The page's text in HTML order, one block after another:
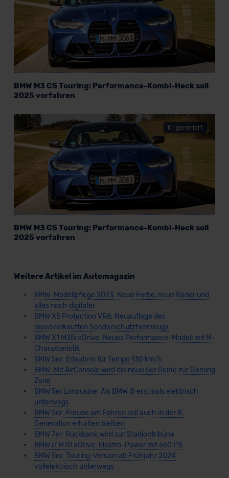
BMW M3 CS Touring: Performance-Kombi-Heck soll
2025 vorfahren
KI-generiert
BMW M3 CS Touring: Performance-Kombi-Heck soll
2025 vorfahren
Weitere Artikel im Automagazin
BMW-Modellpflege 2023: Neue Farbe, neue Räder und
alles noch digitaler
BMW X5 Protection VR6: Neuauflage des
meistverkauften Sonderschutzfahrzeugs
BMW X1 M35i xDrive: Neues Performance-Modell mit M-
Charakteristik
BMW 5er: Erlaubnis für Tempo 130 km/h
BMW: Mit AirConsole wird die neue 5er Reihe zur Gaming
Zone
BMW 5er Limousine: Als BMW i5 erstmals elektrisch
unterwegs
BMW 5er: Freude am Fahren soll auch in der 8.
Generation erhalten bleiben
BMW 7er: Rückbank wird zur Stadiontribüne
BMW i7 M70 xDrive: Elektro-Power mit 660 PS
BMW 5er: Touring-Version ab Frühjahr 2024
vollelektrisch unterwegs